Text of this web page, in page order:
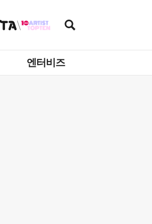
엔터비즈